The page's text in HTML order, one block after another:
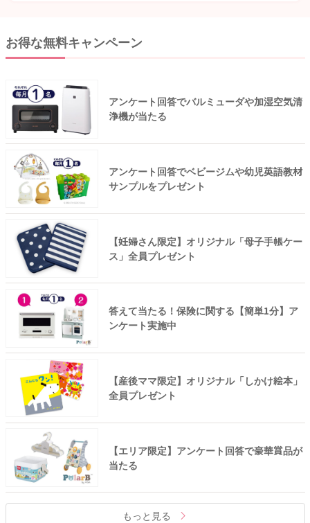
お得な無料キャンペーン
アンケート回答でバルミューダや加湿空気清
浄機が当たる
アンケート回答でベビージムや幼児英語教材
サンプルをプレゼント
【妊婦さん限定】オリジナル「母子手帳ケー
ス」全員プレゼント
答えて当たる！保険に関する【簡単1分】ア
ンケート実施中
【産後ママ限定】オリジナル「しかけ絵本」
全員プレゼント
【エリア限定】アンケート回答で豪華賞品が
当たる
もっと見る